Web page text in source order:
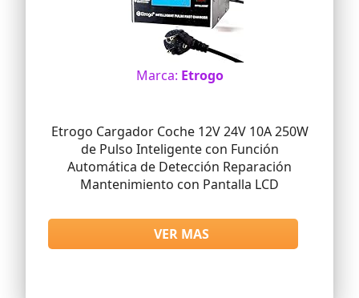
Marca: Etrogo
Etrogo Cargador Coche 12V 24V 10A 250W
de Pulso Inteligente con Función
Automática de Detección Reparación
Mantenimiento con Pantalla LCD
VER MAS